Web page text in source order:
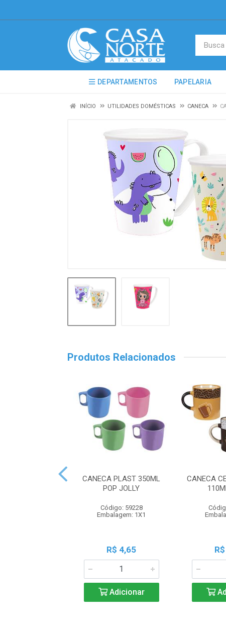
DEPARTAMENTOS PAPELARIA
INÍCIO UTILIDADES DOMÉSTICAS CANECA
Produtos Relacionados
CANECA PLAST 350ML
POP JOLLY
Código: 59228
Embalagem: 1X1
R$ 4,65
Adicionar
CANECA